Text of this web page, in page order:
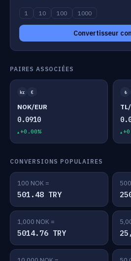
1 10 100 1000
Convertisseur
PAIRES ASSOCIÉES
kr €
NOK/EUR
0.0910
+0.00%
₺
CONVERSIONS POPULAIRES
100 NOK =
501.48 TRY
1,000 NOK =
5014.76 TRY